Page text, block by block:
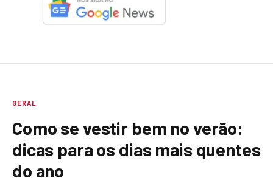
GERAL
Como se vestir bem no verão:
dicas para os dias mais quentes
do ano